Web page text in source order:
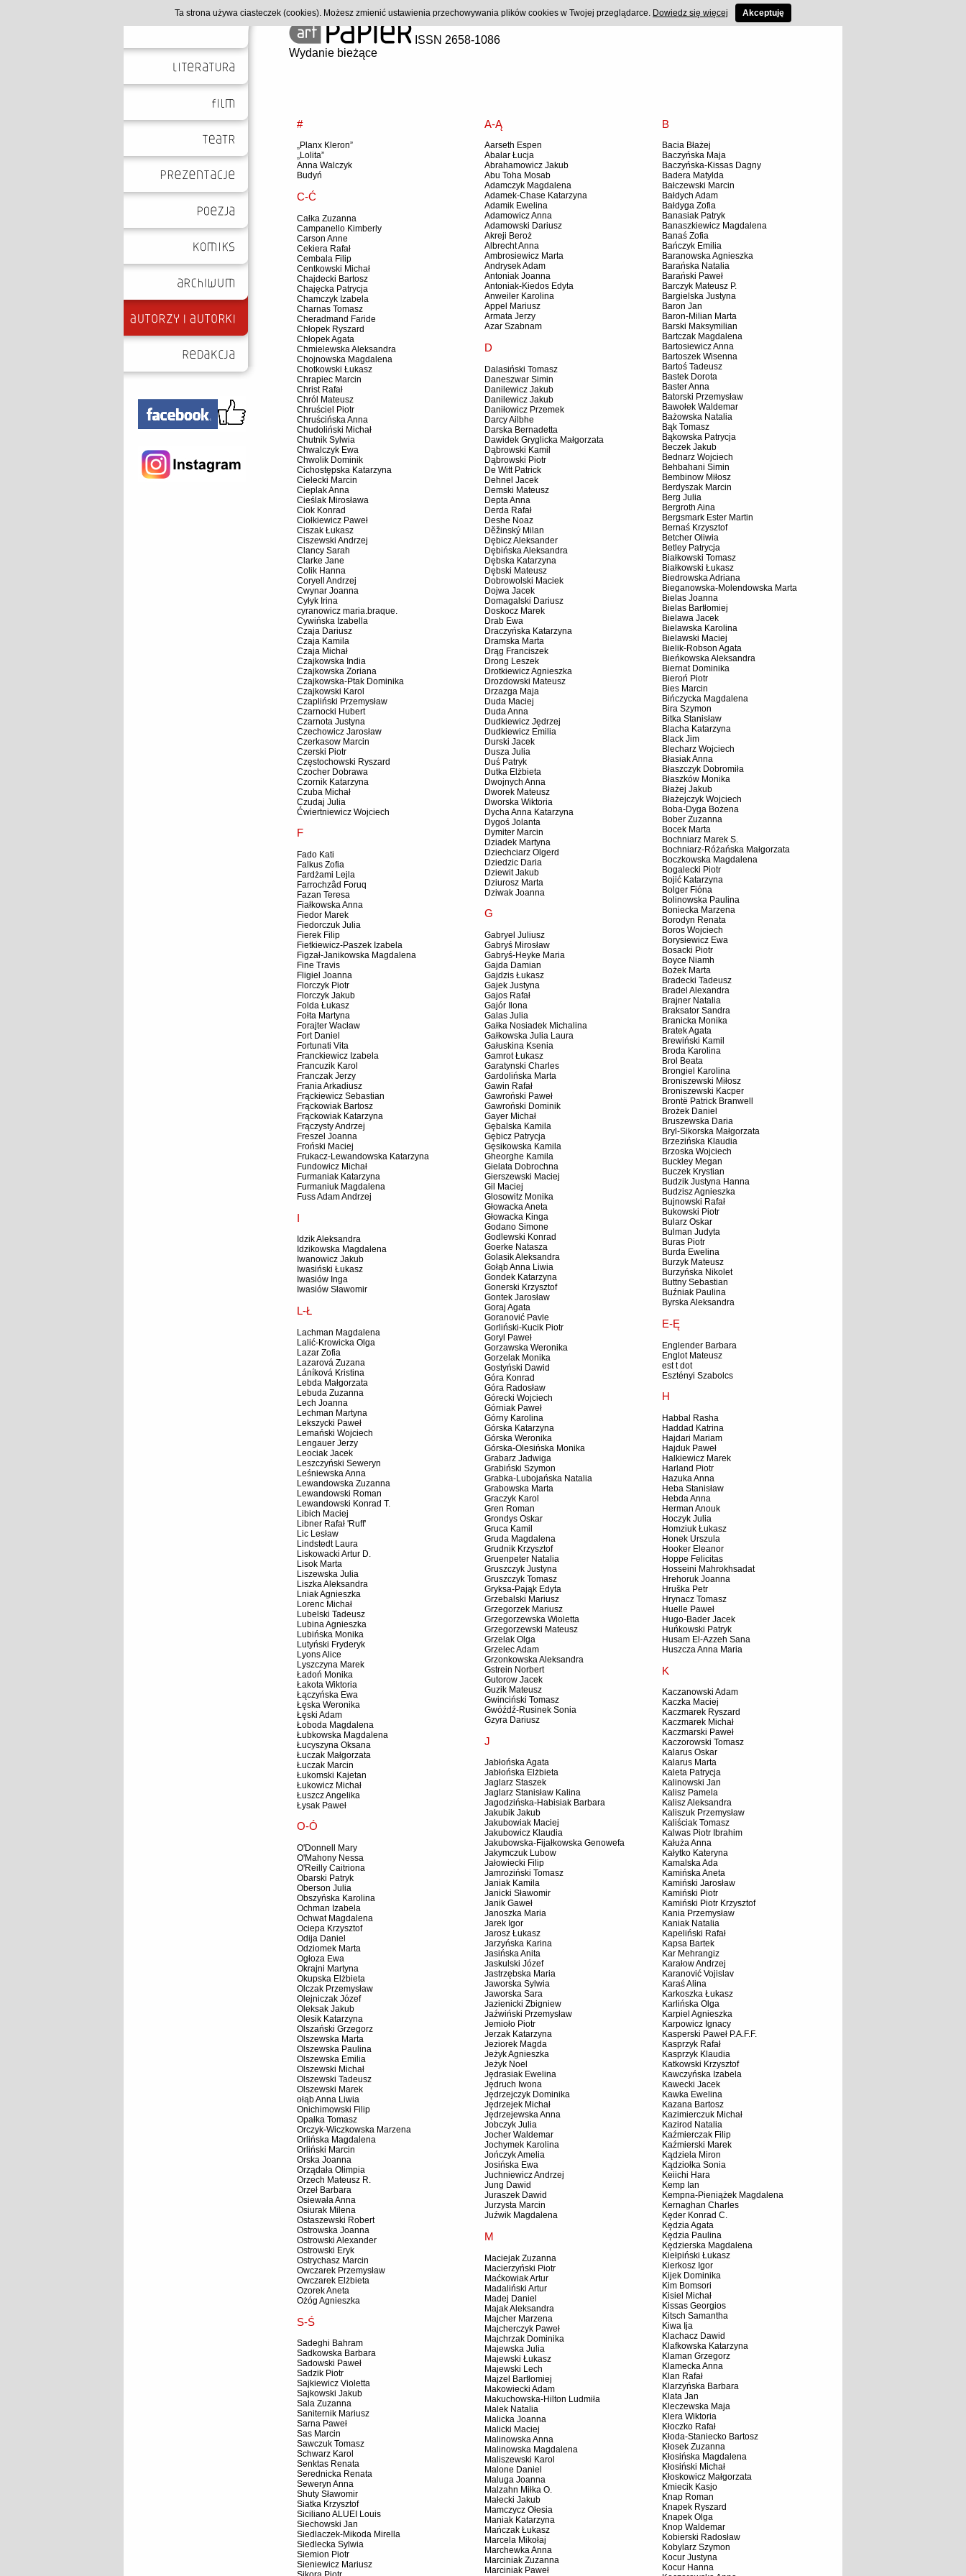
ISSN 2658-1086
Wydanie bieżące
#
„Planx Kleron”
„Lolita”
Anna Walczyk
Budyń
C-Ć
Całka Zuzanna
Campanello Kimberly
Carson Anne
Cekiera Rafał
Cembala Filip
Centkowski Michał
Chajdecki Bartosz
Chajęcka Patrycja
Chamczyk Izabela
Charnas Tomasz
Cheradmand Faride
Chłopek Ryszard
Chłopek Agata
Chmielewska Aleksandra
Chojnowska Magdalena
Chotkowski Łukasz
Chrapiec Marcin
Christ Rafał
Chról Mateusz
Chruściel Piotr
Chruścińska Anna
Chudoliński Michał
Chutnik Sylwia
Chwalczyk Ewa
Chwolik Dominik
Cichostępska Katarzyna
Cielecki Marcin
Cieplak Anna
Cieślak Mirosława
Ciok Konrad
Ciołkiewicz Paweł
Ciszak Łukasz
Ciszewski Andrzej
Clancy Sarah
Clarke Jane
Colik Hanna
Coryell Andrzej
Cwynar Joanna
Cyłyk Irina
cyranowicz maria.braque.
Cywińska Izabella
Czaja Dariusz
Czaja Kamila
Czaja Michał
Czajkowska India
Czajkowska Zoriana
Czajkowska-Ptak Dominika
Czajkowski Karol
Czapliński Przemysław
Czarnocki Hubert
Czarnota Justyna
Czechowicz Jarosław
Czerkasow Marcin
Czerski Piotr
Częstochowski Ryszard
Czocher Dobrawa
Czornik Katarzyna
Czuba Michał
Czudaj Julia
Ćwiertniewicz Wojciech
F
Fado Kati
Falkus Zofia
Fardżami Lejla
Farrochzâd Foruq
Fazan Teresa
Fiałkowska Anna
Fiedor Marek
Fiedorczuk Julia
Fierek Filip
Fietkiewicz-Paszek Izabela
Figzał-Janikowska Magdalena
Fine Travis
Fligiel Joanna
Florczyk Piotr
Florczyk Jakub
Folda Łukasz
Fołta Martyna
Forajter Wacław
Fort Daniel
Fortunati Vita
Franckiewicz Izabela
Francuzik Karol
Franczak Jerzy
Frania Arkadiusz
Frąckiewicz Sebastian
Frąckowiak Bartosz
Frąckowiak Katarzyna
Frączysty Andrzej
Freszel Joanna
Froński Maciej
Frukacz-Lewandowska Katarzyna
Fundowicz Michał
Furmaniak Katarzyna
Furmaniuk Magdalena
Fuss Adam Andrzej
I
Idzik Aleksandra
Idzikowska Magdalena
Iwanowicz Jakub
Iwasiński Łukasz
Iwasiów Inga
Iwasiów Sławomir
L-Ł
Lachman Magdalena
Lalić-Krowicka Olga
Lazar Zofia
Lazarová Zuzana
Láníková Kristina
Lebda Małgorzata
Lebuda Zuzanna
Lech Joanna
Lechman Martyna
Lekszycki Paweł
Lemański Wojciech
Lengauer Jerzy
Leociak Jacek
Leszczyński Seweryn
Leśniewska Anna
Lewandowska Zuzanna
Lewandowski Roman
Lewandowski Konrad T.
Libich Maciej
Libner Rafał 'Ruff'
Lic Lesław
Lindstedt Laura
Liskowacki Artur D.
Lisok Marta
Liszewska Julia
Liszka Aleksandra
Lniak Agnieszka
Lorenc Michał
Lubelski Tadeusz
Lubina Agnieszka
Lubińska Monika
Lutyński Fryderyk
Lyons Alice
Lyszczyna Marek
Ładoń Monika
Łakota Wiktoria
Łączyńska Ewa
Łęska Weronika
Łęski Adam
Łoboda Magdalena
Łubkowska Magdalena
Łucyszyna Oksana
Łuczak Małgorzata
Łuczak Marcin
Łukomski Kajetan
Łukowicz Michał
Łuszcz Angelika
Łysak Paweł
O-Ó
O'Donnell Mary
O'Mahony Nessa
O'Reilly Caitriona
Obarski Patryk
Oberson Julia
Obszyńska Karolina
Ochman Izabela
Ochwat Magdalena
Ociepa Krzysztof
Odija Daniel
Odziomek Marta
Ogłoza Ewa
Okrajni Martyna
Okupska Elżbieta
Olczak Przemysław
Olejniczak Józef
Oleksak Jakub
Olesik Katarzyna
Olszański Grzegorz
Olszewska Marta
Olszewska Paulina
Olszewska Emilia
Olszewski Michał
Olszewski Tadeusz
Olszewski Marek
ołąb Anna Liwia
Onichimowski Filip
Opałka Tomasz
Orczyk-Wiczkowska Marzena
Orlińska Magdalena
Orliński Marcin
Orska Joanna
Orządała Olimpia
Orzech Mateusz R.
Orzeł Barbara
Osiewała Anna
Osiurak Milena
Ostaszewski Robert
Ostrowska Joanna
Ostrowski Alexander
Ostrowski Eryk
Ostrychasz Marcin
Owczarek Przemysław
Owczarek Elżbieta
Ozorek Aneta
Ożóg Agnieszka
S-Ś
Sadeghi Bahram
Sadkowska Barbara
Sadowski Paweł
Sadzik Piotr
Sajkiewicz Violetta
Sajkowski Jakub
Sala Zuzanna
Saniternik Mariusz
Sarna Paweł
Sas Marcin
Sawczuk Tomasz
Schwarz Karol
Senktas Renata
Serednicka Renata
Seweryn Anna
Shuty Sławomir
Siatka Krzysztof
Siciliano ALUEI Louis
Siechowski Jan
Siedlaczek-Mikoda Mirella
Siedlecka Sylwia
Siemion Piotr
Sieniewicz Mariusz
A-Ą
Aarseth Espen
Abalar Łucja
Abrahamowicz Jakub
Abu Toha Mosab
Adamczyk Magdalena
Adamek-Chase Katarzyna
Adamik Ewelina
Adamowicz Anna
Adamowski Dariusz
Akreji Beroż
Albrecht Anna
Ambrosiewicz Marta
Andrysek Adam
Antoniak Joanna
Antoniak-Kiedos Edyta
Anweiler Karolina
Appel Mariusz
Armata Jerzy
Azar Szabnam
D
Dalasiński Tomasz
Daneszwar Simin
Danilewicz Jakub
Danilewicz Jakub
Daniłowicz Przemek
Darcy Ailbhe
Darska Bernadetta
Dawidek Gryglicka Małgorzata
Dąbrowski Kamil
Dąbrowski Piotr
De Witt Patrick
Dehnel Jacek
Demski Mateusz
Depta Anna
Derda Rafał
Deshe Noaz
Děžinský Milan
Dębicz Aleksander
Dębińska Aleksandra
Dębska Katarzyna
Dębski Mateusz
Dobrowolski Maciek
Dojwa Jacek
Domagalski Dariusz
Doskocz Marek
Drab Ewa
Draczyńska Katarzyna
Dramska Marta
Drąg Franciszek
Drong Leszek
Drotkiewicz Agnieszka
Drozdowski Mateusz
Drzazga Maja
Duda Maciej
Duda Anna
Dudkiewicz Jędrzej
Dudkiewicz Emilia
Durski Jacek
Dusza Julia
Duś Patryk
Dutka Elżbieta
Dwojnych Anna
Dworek Mateusz
Dworska Wiktoria
Dycha Anna Katarzyna
Dygoś Jolanta
Dymiter Marcin
Dziadek Martyna
Dziechciarz Olgerd
Dziedzic Daria
Dziewit Jakub
Dziurosz Marta
Dziwak Joanna
G
Gabryel Juliusz
Gabryś Mirosław
Gabryś-Heyke Maria
Gajda Damian
Gajdzis Łukasz
Gajek Justyna
Gajos Rafał
Gajór Ilona
Galas Julia
Gałka Nosiadek Michalina
Gałkowska Julia Laura
Gałuskina Ksenia
Gamrot Łukasz
Garatynski Charles
Gardolińska Marta
Gawin Rafał
Gawroński Paweł
Gawroński Dominik
Gayer Michał
Gębalska Kamila
Gębicz Patrycja
Gęsikowska Kamila
Gheorghe Kamila
Gielata Dobrochna
Gierszewski Maciej
Gil Maciej
Glosowitz Monika
Głowacka Aneta
Głowacka Kinga
Godano Simone
Godlewski Konrad
Goerke Natasza
Golasik Aleksandra
Gołąb Anna Liwia
Gondek Katarzyna
Gonerski Krzysztof
Gontek Jarosław
Goraj Agata
Goranović Pavle
Gorliński-Kucik Piotr
Goryl Paweł
Gorzawska Weronika
Gorzelak Monika
Gostyński Dawid
Góra Konrad
Góra Radosław
Górecki Wojciech
Górniak Paweł
Górny Karolina
Górska Katarzyna
Górska Weronika
Górska-Olesińska Monika
Grabarz Jadwiga
Grabiński Szymon
Grabka-Lubojańska Natalia
Grabowska Marta
Graczyk Karol
Gren Roman
Grondys Oskar
Gruca Kamil
Gruda Magdalena
Grudnik Krzysztof
Gruenpeter Natalia
Gruszczyk Justyna
Gruszczyk Tomasz
Gryksa-Pająk Edyta
Grzebalski Mariusz
Grzegorzek Mariusz
Grzegorzewska Wioletta
Grzegorzewski Mateusz
Grzelak Olga
Grzelec Adam
Grzonkowska Aleksandra
Gstrein Norbert
Gutorow Jacek
Guzik Mateusz
Gwinciński Tomasz
Gwóźdź-Rusinek Sonia
Gzyra Dariusz
J
Jabłońska Agata
Jabłońska Elżbieta
Jaglarz Staszek
Jaglarz Stanisław Kalina
Jagodzińska-Habisiak Barbara
Jakubik Jakub
Jakubowiak Maciej
Jakubowicz Klaudia
Jakubowska-Fijałkowska Genowefa
Jakymczuk Lubow
Jałowiecki Filip
Jamroziński Tomasz
Janiak Kamila
Janicki Sławomir
Janik Gaweł
Janoszka Maria
Jarek Igor
Jarosz Łukasz
Jarzyńska Karina
Jasińska Anita
Jaskulski Józef
Jastrzębska Maria
Jaworska Sylwia
Jaworska Sara
Jazienicki Zbigniew
Jaźwiński Przemysław
Jemioło Piotr
Jerzak Katarzyna
Jeziorek Magda
Jeżyk Agnieszka
Jeżyk Noel
Jędrasiak Ewelina
Jędruch Iwona
Jędrzejczyk Dominika
Jędrzejek Michał
Jędrzejewska Anna
Jobczyk Julia
Jocher Waldemar
Jochymek Karolina
Jończyk Amelia
Josińska Ewa
Juchniewicz Andrzej
Jung Dawid
Juraszek Dawid
Jurzysta Marcin
Juźwik Magdalena
M
Maciejak Zuzanna
Macierzyński Piotr
Maćkowiak Artur
Madaliński Artur
Madej Daniel
Majak Aleksandra
Majcher Marzena
Majcherczyk Paweł
Majchrzak Dominika
Majewska Julia
Majewski Łukasz
Majewski Lech
Majzel Bartłomiej
Makowiecki Adam
Makuchowska-Hilton Ludmiła
Malek Natalia
Malicka Joanna
Malicki Maciej
Malinowska Anna
Malinowska Magdalena
Maliszewski Karol
Malone Daniel
Maluga Joanna
Malzahn Miłka O.
Małecki Jakub
Mamczycz Ołesia
Maniak Katarzyna
Mańczak Łukasz
Marcela Mikołaj
Marchewka Anna
Marciniak Zuzanna
Marciniak Paweł
B
Bacia Błażej
Baczyńska Maja
Baczyńska-Kissas Dagny
Badera Matylda
Bałczewski Marcin
Bałdych Adam
Bałdyga Zofia
Banasiak Patryk
Banaszkiewicz Magdalena
Banaś Zofia
Bańczyk Emilia
Baranowska Agnieszka
Barańska Natalia
Barański Paweł
Barczyk Mateusz P.
Bargielska Justyna
Baron Jan
Baron-Milian Marta
Barski Maksymilian
Bartczak Magdalena
Bartosiewicz Anna
Bartoszek Wisenna
Bartoś Tadeusz
Bastek Dorota
Baster Anna
Batorski Przemysław
Bawołek Waldemar
Bażowska Natalia
Bąk Tomasz
Bąkowska Patrycja
Beczek Jakub
Bednarz Wojciech
Behbahani Simin
Bembinow Miłosz
Berdyszak Marcin
Berg Julia
Bergroth Aina
Bergsmark Ester Martin
Bernaś Krzysztof
Betcher Oliwia
Betley Patrycja
Białkowski Tomasz
Białkowski Łukasz
Biedrowska Adriana
Bieganowska-Molendowska Marta
Bielas Joanna
Bielas Bartłomiej
Bielawa Jacek
Bielawska Karolina
Bielawski Maciej
Bielik-Robson Agata
Bieńkowska Aleksandra
Biernat Dominika
Bieroń Piotr
Bies Marcin
Bińczycka Magdalena
Bira Szymon
Bitka Stanisław
Blacha Katarzyna
Black Jim
Blecharz Wojciech
Błasiak Anna
Błaszczyk Dobromiła
Błaszków Monika
Błażej Jakub
Błażejczyk Wojciech
Boba-Dyga Bożena
Bober Zuzanna
Bocek Marta
Bochniarz Marek S.
Bochniarz-Różańska Małgorzata
Boczkowska Magdalena
Bogalecki Piotr
Bojić Katarzyna
Bolger Fióna
Bolinowska Paulina
Boniecka Marzena
Borodyn Renata
Boros Wojciech
Borysiewicz Ewa
Bosacki Piotr
Boyce Niamh
Bożek Marta
Bradecki Tadeusz
Bradel Alexandra
Brajner Natalia
Braksator Sandra
Branicka Monika
Bratek Agata
Brewiński Kamil
Broda Karolina
Brol Beata
Brongiel Karolina
Broniszewski Miłosz
Broniszewski Kacper
Brontë Patrick Branwell
Brożek Daniel
Bruszewska Daria
Bryl-Sikorska Małgorzata
Brzezińska Klaudia
Brzoska Wojciech
Buckley Megan
Buczek Krystian
Budzik Justyna Hanna
Budzisz Agnieszka
Bujnowski Rafał
Bukowski Piotr
Bularz Oskar
Bulman Judyta
Buras Piotr
Burda Ewelina
Burzyk Mateusz
Burzyńska Nikolet
Buttny Sebastian
Buźniak Paulina
Byrska Aleksandra
E-Ę
Englender Barbara
Englot Mateusz
est t dot
Esztényi Szabolcs
H
Habbal Rasha
Haddad Katrina
Hajdari Mariam
Hajduk Paweł
Halkiewicz Marek
Harland Piotr
Hazuka Anna
Heba Stanisław
Hebda Anna
Herman Anouk
Hoczyk Julia
Homziuk Łukasz
Honek Urszula
Hooker Eleanor
Hoppe Felicitas
Hosseini Mahrokhsadat
Hrehoruk Joanna
Hruška Petr
Hrynacz Tomasz
Huelle Paweł
Hugo-Bader Jacek
Huńkowski Patryk
Husam El-Azzeh Sana
Huszcza Anna Maria
K
Kaczanowski Adam
Kaczka Maciej
Kaczmarek Ryszard
Kaczmarek Michał
Kaczmarski Paweł
Kaczorowski Tomasz
Kalarus Oskar
Kalarus Marta
Kaleta Patrycja
Kalinowski Jan
Kalisz Pamela
Kalisz Aleksandra
Kaliszuk Przemysław
Kaliściak Tomasz
Kalwas Piotr Ibrahim
Kałuża Anna
Kałytko Kateryna
Kamalska Ada
Kamińska Aneta
Kamiński Jarosław
Kamiński Piotr
Kamiński Piotr Krzysztof
Kania Przemysław
Kaniak Natalia
Kapeliński Rafał
Kapsa Bartek
Kar Mehrangiz
Karałow Andrzej
Karanović Vojislav
Karaś Alina
Karkoszka Łukasz
Karlińska Olga
Karpiel Agnieszka
Karpowicz Ignacy
Kasperski Paweł P.A.F.F.
Kasprzyk Rafał
Kasprzyk Klaudia
Katkowski Krzysztof
Kawczyńska Izabela
Kawecki Jacek
Kawka Ewelina
Kazana Bartosz
Kazimierczuk Michał
Kazirod Natalia
Kaźmierczak Filip
Kaźmierski Marek
Kądziela Miron
Kądziołka Sonia
Keiichi Hara
Kemp Ian
Kempna-Pieniążek Magdalena
Kernaghan Charles
Kęder Konrad C.
Kędzia Agata
Kędzia Paulina
Kędzierska Magdalena
Kiełpiński Łukasz
Kierkosz Igor
Kijek Dominika
Kim Bomsori
Kisiel Michał
Kissas Georgios
Kitsch Samantha
Kiwa Ija
Klachacz Dawid
Klafkowska Katarzyna
Klaman Grzegorz
Klamecka Anna
Klan Rafał
Klarzyńska Barbara
Klata Jan
Kleczewska Maja
Klera Wiktoria
Kłoczko Rafał
Kłoda-Staniecko Bartosz
Kłosek Zuzanna
Kłosińska Magdalena
Kłosiński Michał
Kłoskowicz Małgorzata
Kmiecik Kasjo
Knap Roman
Knapek Ryszard
Knapek Olga
Knop Waldemar
Kobierski Radosław
Kobylarz Szymon
Kocur Justyna
Kocur Hanna
Ta strona używa ciasteczek (cookies). Możesz zmienić ustawienia przechowywania plików cookies w Twojej przeglądarce. Dowiedz się więcej Akceptuję